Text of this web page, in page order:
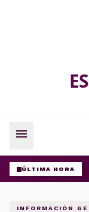
menu
ÚLTIMA HORA
INFORMACIÓN